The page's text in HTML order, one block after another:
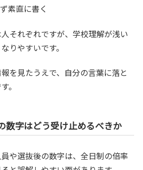
素直に書く
それぞれですが、学校理解が浅い
りやすいです。
を見たうえで、自分の言葉に落と
。
数字はどう受け止めるべきか
や選抜後の数字は、全日制の倍率